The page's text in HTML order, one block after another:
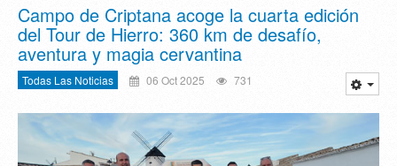
Campo de Criptana acoge la cuarta edición
del Tour de Hierro: 360 km de desafío,
aventura y magia cervantina
Todas Las Noticias 06 Oct 2025 731